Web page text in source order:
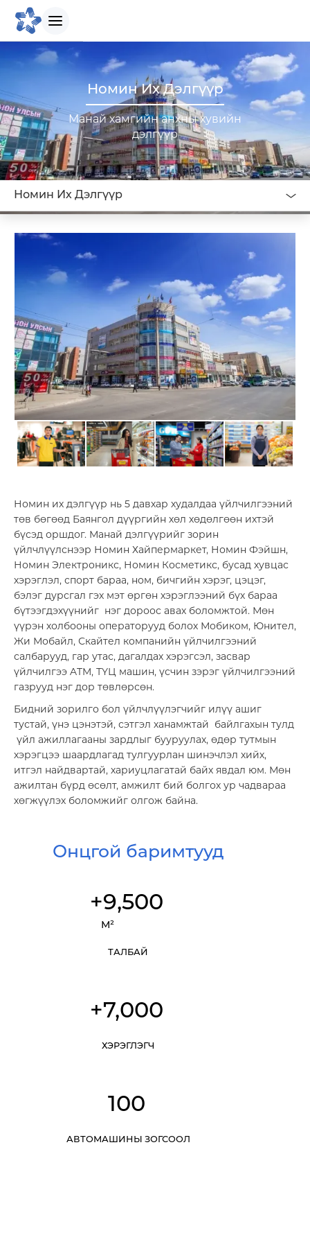
БИДНИЙ ТУХАЙ
Танилцуулга
Бидний зорилго
Бидний түүх
Удирдлагын баг
Биднийг сонгох шалтгаан
БИЗНЕСҮҮД
Банк, санхүү
Борлуулалт үйлчилгээ
Импорт, Экспорт дистрибьюшн
Номин Их Дэлгүүр
Манай хамгийн анхны хувийн
дэлгүүр
Номин Их Дэлгүүр
Номин их дэлгүүр нь 5 давхар худалдаа үйлчилгээний
төв бөгөөд Баянгол дүүргийн хөл хөдөлгөөн ихтэй
бүсэд оршдог. Манай дэлгүүрийг зорин
үйлчлүүлснээр Номин Хайпермаркет, Номин Фэйшн,
Номин Электроникс, Номин Косметикс, бусад хувцас
хэрэглэл, спорт бараа, ном, бичгийн хэрэг, цэцэг,
бэлэг дурсгал гэх мэт өргөн хэрэглээний бүх бараа
бүтээгдэхүүнийг нэг дороос авах боломжтой. Мөн
үүрэн холбооны операторууд болох Мобиком, Юнител,
Жи Мобайл, Скайтел компанийн үйлчилгээний
салбарууд, гар утас, дагалдах хэрэгсэл, засвар
үйлчилгээ ATM, ТҮЦ машин, үсчин зэрэг үйлчилгээний
газрууд нэг дор төвлөрсөн.
Бидний зорилго бол үйлчлүүлэгчийг илүү ашиг
тустай, үнэ цэнэтэй, сэтгэл ханамжтай байлгахын тулд
үйл ажиллагааны зардлыг бууруулах, өдөр тутмын
хэрэгцээ шаардлагад тулгуурлан шинэчлэл хийх,
итгэл найдвартай, хариуцлагатай байх явдал юм. Мөн
ажилтан бүрд өсөлт, амжилт бий болгох ур чадвараа
хөгжүүлэх боломжийг олгож байна.
Онцгой баримтууд
+9,500
М²
ТАЛБАЙ
+7,000
ХЭРЭГЛЭГЧ
100
АВТОМАШИНЫ ЗОГСООЛ